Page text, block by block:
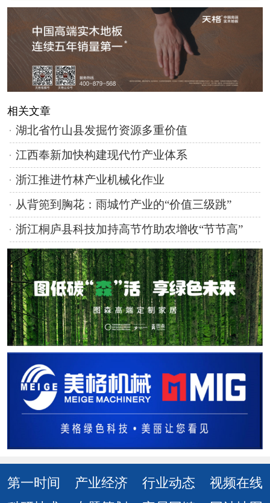
相关文章
湖北省竹山县发掘竹资源多重价值
江西奉新加快构建现代竹产业体系
浙江推进竹林产业机械化作业
从背篼到胸花：雨城竹产业的“价值三级跳”
浙江桐庐县科技加持高节竹助农增收“节节高”
第一时间 产业经济 行业动态
视频在线